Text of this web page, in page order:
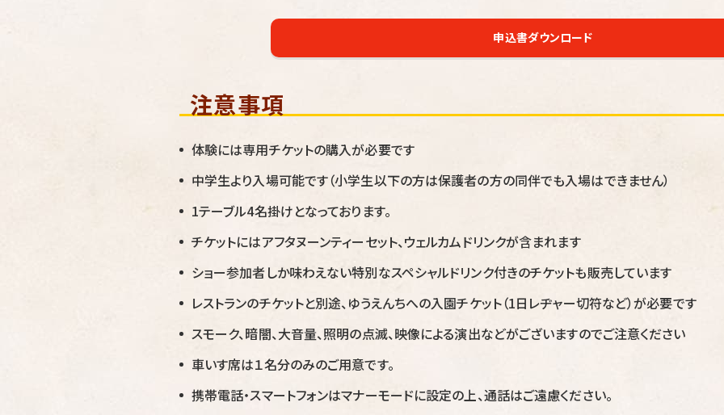
申込書ダウンロード
注意事項
体験には専用チケットの購入が必要です
中学生より入場可能です（小学生以下の方は保護者の方の同伴でも入場はできません）
1テーブル4名掛けとなっております。
チケットにはアフタヌーンティーセット、ウェルカムドリンクが含まれます
ショー参加者しか味わえない特別なスペシャルドリンク付きのチケットも販売しています
レストランのチケットと別途、ゆうえんちへの入園チケット（1日レヂャー切符など）が必要です
スモーク、暗闇、大音量、照明の点滅、映像による演出などがございますのでご注意ください
車いす席は１名分のみのご用意です。
携帯電話・スマートフォンはマナーモードに設定の上、通話はご遠慮ください。